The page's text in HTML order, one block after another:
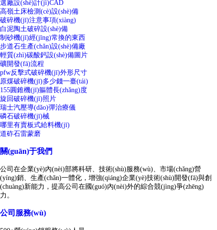
選廠設(shè)計(jì)CAD
高嶺土床檢測(cè)設(shè)備
破碎機(jī)注意事項(xiàng)
白泥陶土破碎設(shè)備
制砂機(jī)經(jīng)常換的東西
步道石生產(chǎn)設(shè)備廠
輕質(zhì)碳酸鈣設(shè)備圖片
礦開發(fā)流程
pfw反擊式破碎機(jī)外形尺寸
原煤破碎機(jī)多少錢一臺(tái)
155圓錐機(jī)軀體長(zhǎng)度
旋回破碎機(jī)照片
瑞士汽壓導(dǎo)彈治療儀
磷石破碎機(jī)械
哪里有賣板式給料機(jī)
道砟石雷蒙磨
關(guān)于我們
公司在企業(yè)內(nèi)部將科研、技術(shù)服務(wù)、市場(chǎng)營
(yíng)銷、生產(chǎn)一體化，增強(qiáng)企業(yè)技術(shù)開發(fā)與創
(chuàng)新能力，提高公司在國(guó)內(nèi)外的綜合競(jìng)爭(zhēng)
力。
公司服務(wù)